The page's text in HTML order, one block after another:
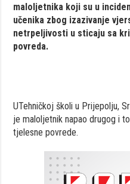
maloljetnika koji su u
učenika zbog izazivanje
netrpeljivosti u sticaju sa
povreda.
UTehničkoj školi u Prijepolju,
je maloljetnik napao drugog i
tjelesne povrede.